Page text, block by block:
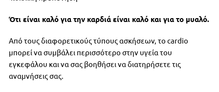
Ότι είναι καλό για την καρδιά είναι καλό και για το μυαλό.
Από τους διαφορετικούς τύπους ασκήσεων, το cardio
μπορεί να συμβάλει περισσότερο στην υγεία του
εγκεφάλου και να σας βοηθήσει να διατηρήσετε τις
αναμνήσεις σας.